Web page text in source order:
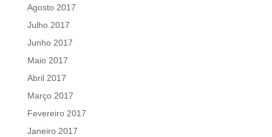
Agosto 2017
Julho 2017
Junho 2017
Maio 2017
Abril 2017
Março 2017
Fevereiro 2017
Janeiro 2017